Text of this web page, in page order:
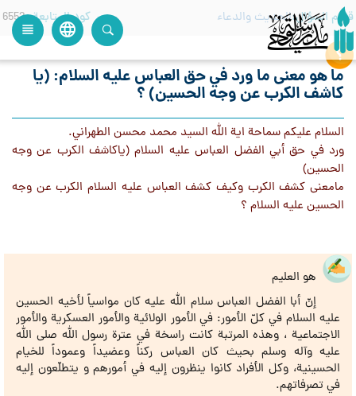
language
view_headline
قسم السؤال الحديث والدعاء كود المتابعة 6552
ما هو معنى ما ورد في حق العباس عليه السلام: (يا
كاشف الكرب عن وجه الحسين) ؟
السلام عليكم سماحة اية الله السيد محمد محسن الطهراني.
ورد في حق أبي الفضل العباس عليه السلام (ياكاشف الكرب عن وجه
الحسين)
مامعنى كشف الكرب وكيف كشف العباس عليه السلام الكرب عن وجه
الحسين عليه السلام ؟
هو العليم
إنّ أبا الفضل العباس سلام الله عليه كان مواسياً لأخيه الحسين
عليه السلام في كلّ الأمور: في الأمور الولائية والأمور العسكرية والأمور
الاجتماعية ، وهذه المرتبة كانت راسخة في عترة رسول الله صلى الله
عليه وآله وسلم بحيث كان العباس ركناً وعضيداً وعموداً للخيام
الحسينية، وكل الأفراد كانوا ينظرون إليه في أمورهم و يتطلّعون إليه
في تصرفاتهم.